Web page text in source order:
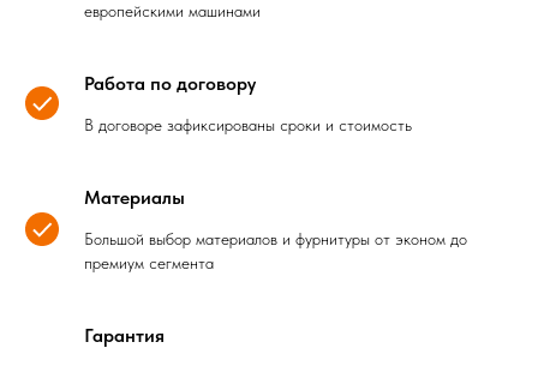
европейскими машинами
Работа по договору
В договоре зафиксированы сроки и стоимость
Материалы
Большой выбор материалов и фурнитуры от эконом до
премиум сегмента
Гарантия